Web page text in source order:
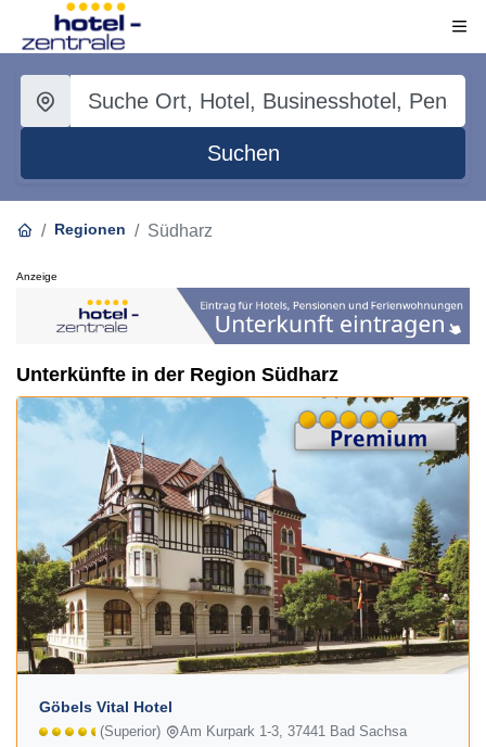
Suchen
Regionen Südharz
Anzeige
Unterkünfte in der Region Südharz
Göbels Vital Hotel
(Superior) Am Kurpark 1-3, 37441 Bad Sachsa